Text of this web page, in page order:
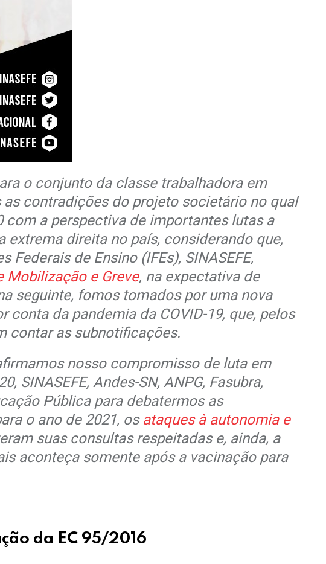
o conjunto da classe trabalhadora em
as contradições do projeto societário no qual
a perspectiva de importantes lutas a
direita no país, considerando que,
de Ensino (IFEs), SINASEFE,
Mobilização e Greve, na expectativa de
seguinte, fomos tomados por uma nova
da pandemia da COVID-19, que, pelos
contar as subnotificações.
nosso compromisso de luta em
SINASEFE, Andes-SN, ANPG, Fasubra,
Pública para debatermos as
o ano de 2021, os ataques à autonomia e
suas consultas respeitadas e, ainda, a
aconteça somente após a vacinação para
da EC 95/2016